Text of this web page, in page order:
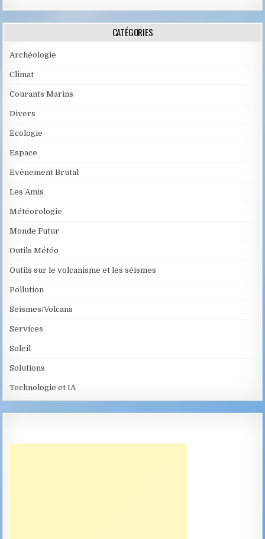
CATÉGORIES
Archéologie
Climat
Courants Marins
Divers
Ecologie
Espace
Evènement Brutal
Les Amis
Météorologie
Monde Futur
Outils Météo
Outils sur le volcanisme et les séismes
Pollution
Seismes/Volcans
Services
Soleil
Solutions
Technologie et IA